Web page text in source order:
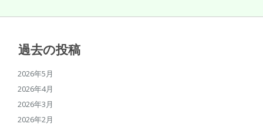
過去の投稿
2026年5月
2026年4月
2026年3月
2026年2月